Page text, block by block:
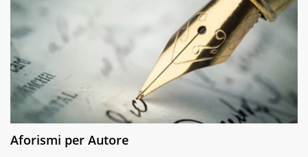
Aforismi per Autore